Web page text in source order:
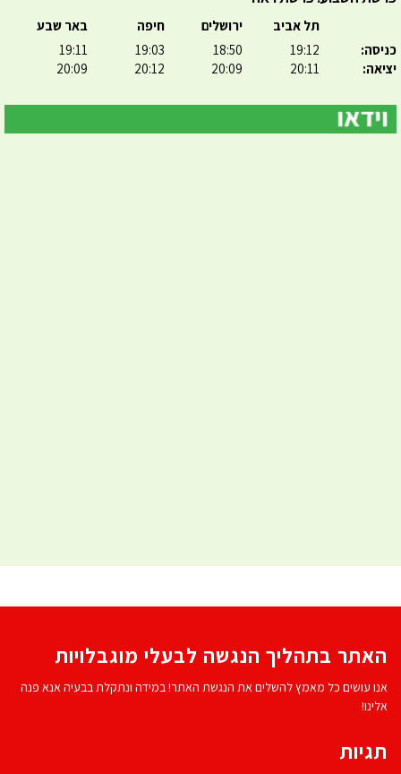
כניסה:
יציאה:
תל אביב
19:12
20:11
ירושלים
18:50
20:09
חיפה
19:03
20:12
באר שבע
19:11
20:09
האתר בתהליך הנגשה לבעלי מוגבלויות
אנו עושים כל מאמץ להשלים את הנגשת האתר! במידה ונתקלת בבעיה אנא פנה
אלינו!
תגיות